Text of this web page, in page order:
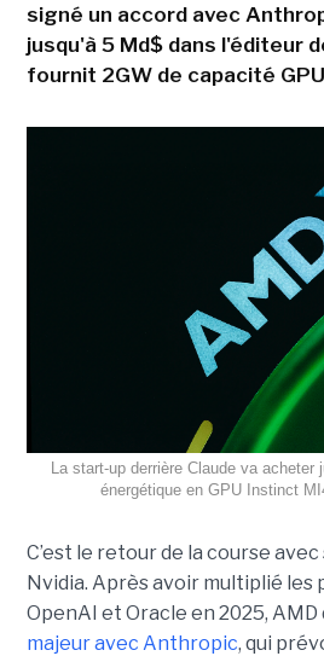
signé un accord avec
jusqu'à 5 Md$ dans l'éditeur
fournit 2GW de capacité
La start-up derrière Claude va acheter
énergétique en GPU Instinct
C’est le retour de la course
Nvidia. Après avoir multiplié les
OpenAI et Oracle en 2025,
majeur avec Anthropic, qui